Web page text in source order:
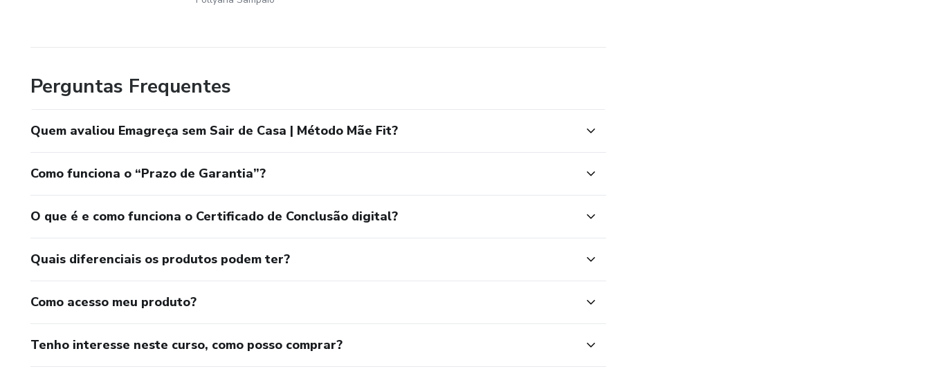
Perguntas Frequentes
Quem avaliou Emagreça sem Sair de Casa | Método Mãe Fit?
Como funciona o “Prazo de Garantia”?
O que é e como funciona o Certificado de Conclusão digital?
Quais diferenciais os produtos podem ter?
Como acesso meu produto?
Tenho interesse neste curso, como posso comprar?